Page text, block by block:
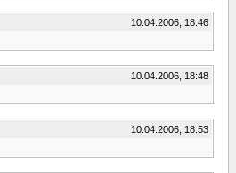
10.04.2006, 18:46
10.04.2006, 18:48
10.04.2006, 18:53